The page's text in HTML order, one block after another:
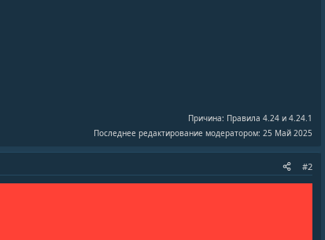
Причина: Правила 4.24 и 4.24.1
Последнее редактирование модератором: 25 Май 2025
#2